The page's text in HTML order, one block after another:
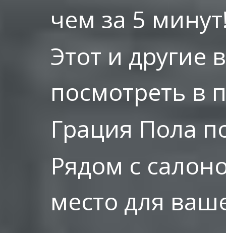
чем за 5
Этот и другие
посмотреть в
Грация Пола
Рядом с
место для